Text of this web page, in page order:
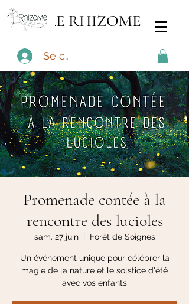
LE RHIZOME
Se connecter
Promenade contée à la
rencontre des lucioles
sam. 27 juin
  |
Forêt de Soignes
Un événement unique pour célébrer la
magie de la nature et le solstice d'été
avec vos enfants